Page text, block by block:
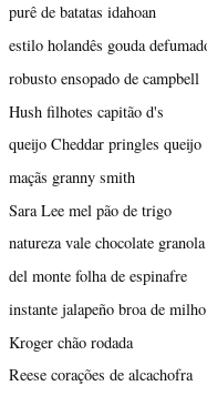
purê de batatas idahoan
estilo holandês gouda
robusto ensopado de campbell
Hush filhotes capitão d's
queijo Cheddar pringles queijo
maçãs granny smith
Sara Lee mel pão de trigo
natureza vale chocolate
del monte folha de espinafre
instante jalapeño broa de milho
Kroger chão rodada
Reese corações de alcachofra